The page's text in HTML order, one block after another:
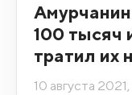
100 тысяч
тратил их
10 августа